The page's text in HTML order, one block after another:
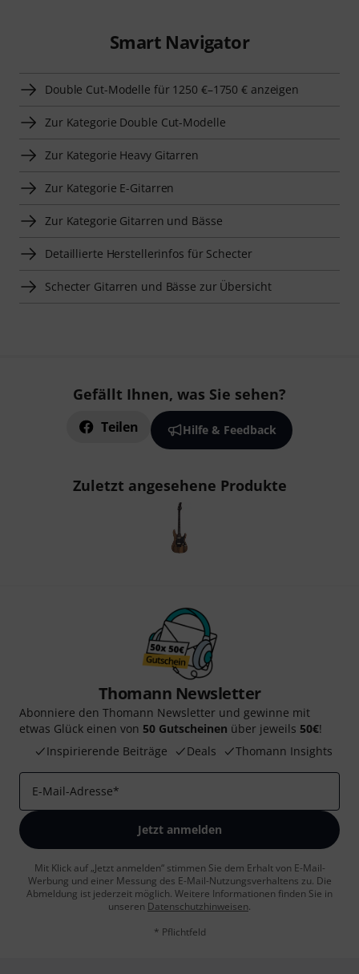
Smart Navigator
Double Cut-Modelle für 1250 €–1750 € anzeigen
Zur Kategorie Double Cut-Modelle
Zur Kategorie Heavy Gitarren
Zur Kategorie E-Gitarren
Zur Kategorie Gitarren und Bässe
Detaillierte Herstellerinfos für Schecter
Schecter Gitarren und Bässe zur Übersicht
Gefällt Ihnen, was Sie sehen?
Teilen Hilfe & Feedback
Zuletzt angesehene Produkte
Thomann Newsletter
Abonniere den Thomann Newsletter und gewinne mit
etwas Glück einen von 50 Gutscheinen über jeweils 50€!
Inspirierende Beiträge
Deals Thomann Insights
E-Mail-Adresse*
Jetzt anmelden
Mit Klick auf „Jetzt anmelden“ stimmen Sie dem Erhalt von E-Mail-
Werbung und einer Messung des E-Mail-Nutzungsverhaltens zu. Die
Abmeldung ist jederzeit möglich. Weitere Informationen finden Sie in
unseren Datenschutzhinweisen.
* Pflichtfeld